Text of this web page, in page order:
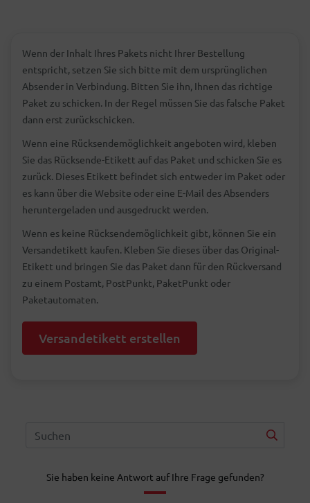
Wenn der Inhalt Ihres Pakets nicht Ihrer Bestellung
entspricht, setzen Sie sich bitte mit dem ursprünglichen
Absender in Verbindung. Bitten Sie ihn, Ihnen das richtige
Paket zu schicken. In der Regel müssen Sie das falsche Paket
dann erst zurückschicken.
Wenn eine Rücksendemöglichkeit angeboten wird, kleben
Sie das Rücksende-Etikett auf das Paket und schicken Sie es
zurück. Dieses Etikett befindet sich entweder im Paket oder
es kann über die Website oder eine E-Mail des Absenders
heruntergeladen und ausgedruckt werden.
Wenn es keine Rücksendemöglichkeit gibt, können Sie ein
Versandetikett kaufen. Kleben Sie dieses über das Original-
Etikett und bringen Sie das Paket dann für den Rückversand
zu einem Postamt, PostPunkt, PaketPunkt oder
Paketautomaten.
Versandetikett erstellen
Sie haben keine Antwort auf Ihre Frage gefunden?